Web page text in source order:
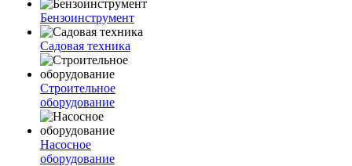
Бензоинструмент
Садовая техника
Строительное
оборудование
Насосное
оборудование